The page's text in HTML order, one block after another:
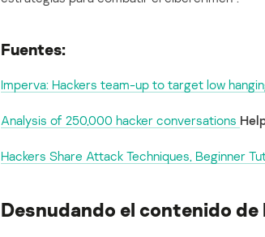
Fuentes:
Imperva: Hackers team-up to target low
Analysis of 250,000 hacker conversations
Hackers Share Attack Techniques, Beginner
Desnudando el contenido